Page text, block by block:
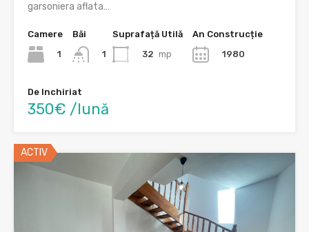
garsoniera aflata…
Camere
1
Băi
1
Suprafață Utilă
32 mp
An Construcție
1980
De Inchiriat
350€ /lună
ACTIV